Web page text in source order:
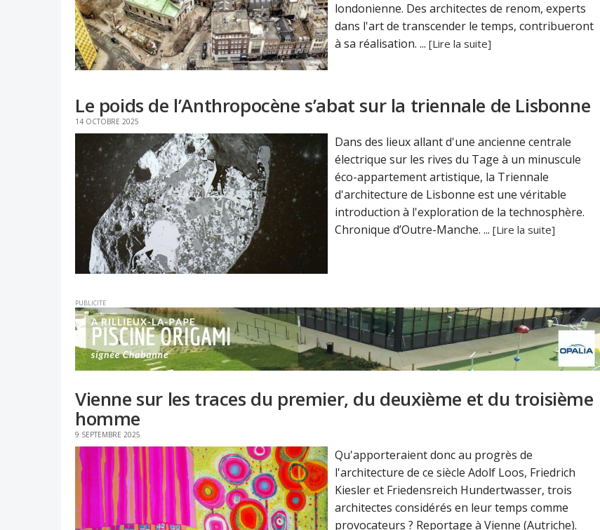
londonienne. Des architectes de renom, experts
dans l'art de transcender le temps, contribueront
à sa réalisation. ... [Lire la suite]
Le poids de l’Anthropocène s’abat sur la triennale de Lisbonne
14 OCTOBRE 2025
Dans des lieux allant d'une ancienne centrale
électrique sur les rives du Tage à un minuscule
éco-appartement artistique, la Triennale
d'architecture de Lisbonne est une véritable
introduction à l'exploration de la technosphère.
Chronique d’Outre-Manche. ... [Lire la suite]
PUBLICITE
Vienne sur les traces du premier, du deuxième et du troisième
homme
9 SEPTEMBRE 2025
Qu'apporteraient donc au progrès de
l'architecture de ce siècle Adolf Loos, Friedrich
Kiesler et Friedensreich Hundertwasser, trois
architectes considérés en leur temps comme
provocateurs ? Reportage à Vienne (Autriche).